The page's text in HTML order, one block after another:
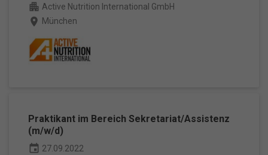
apartment Active Nutrition International GmbH
place München
Praktikant im Bereich Sekretariat/Assistenz
(m/w/d)
event 27.09.2022